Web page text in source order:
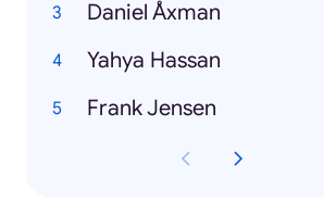
Daniel Åxman
Yahya Hassan
Frank Jensen